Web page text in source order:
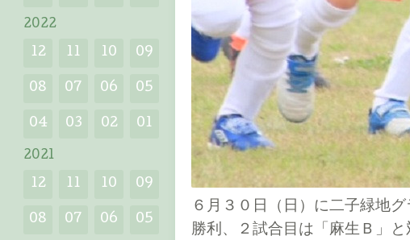
６月３０日（日）に二子緑地
勝利、２試合目は「麻生Ｂ」
2022
12 11 10 09
08 07 06 05
04 03 02 01
2021
12 11 10 09
08 07 06 05